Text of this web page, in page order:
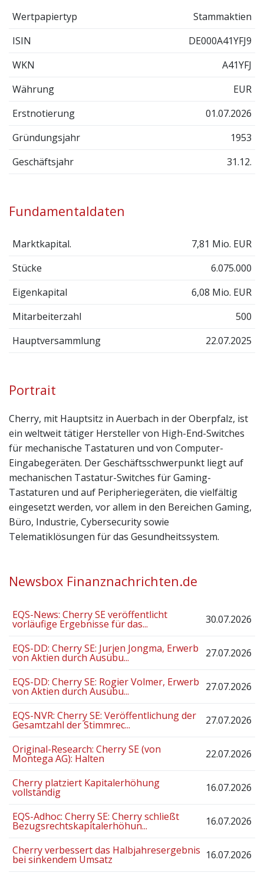
Wertpapiertyp
Stammaktien
ISIN
DE000A41YFJ9
WKN
A41YFJ
Währung
EUR
Erstnotierung
01.07.2026
Gründungsjahr
1953
Geschäftsjahr
31.12.
Fundamentaldaten
Marktkapital.
7,81 Mio. EUR
Stücke
6.075.000
Eigenkapital
6,08 Mio. EUR
Mitarbeiterzahl
500
Hauptversammlung
22.07.2025
Portrait
Cherry, mit Hauptsitz in Auerbach in der Oberpfalz, ist
ein weltweit tätiger Hersteller von High-End-Switches
für mechanische Tastaturen und von Computer-
Eingabegeräten. Der Geschäftsschwerpunkt liegt auf
mechanischen Tastatur-Switches für Gaming-
Tastaturen und auf Peripheriegeräten, die vielfältig
eingesetzt werden, vor allem in den Bereichen Gaming,
Büro, Industrie, Cybersecurity sowie
Telematiklösungen für das Gesundheitssystem.
Newsbox Finanznachrichten.de
EQS-News: Cherry SE veröffentlicht
vorläufige Ergebnisse für das... 30.07.2026
EQS-DD: Cherry SE: Jurjen Jongma, Erwerb
von Aktien durch Ausübu... 27.07.2026
EQS-DD: Cherry SE: Rogier Volmer, Erwerb
von Aktien durch Ausübu... 27.07.2026
EQS-NVR: Cherry SE: Veröffentlichung der
Gesamtzahl der Stimmrec... 27.07.2026
Original-Research: Cherry SE (von
Montega AG): Halten 22.07.2026
Cherry platziert Kapitalerhöhung
vollständig 16.07.2026
EQS-Adhoc: Cherry SE: Cherry schließt
Bezugsrechtskapitalerhöhun... 16.07.2026
Cherry verbessert das Halbjahresergebnis
bei sinkendem Umsatz 16.07.2026